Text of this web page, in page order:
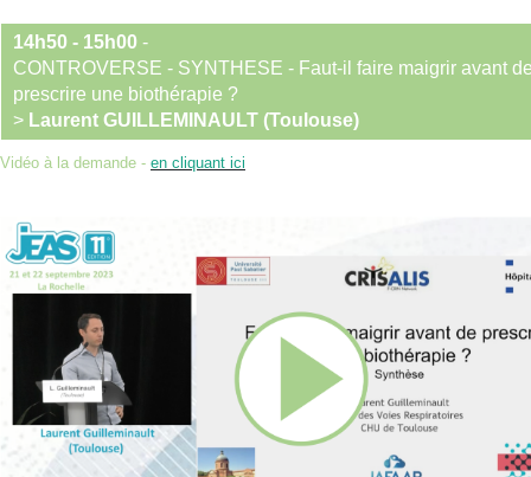
14h50 - 15h00 -
CONTROVERSE - SYNTHESE - Faut-il faire maigrir avant
prescrire une biothérapie ?
> Laurent GUILLEMINAULT (Toulouse)
Vidéo à la demande - en cliquant ici